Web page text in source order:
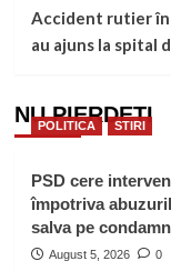
Accident rutier în
au ajuns la spital
NU PIERDEȚI
POLITICA STIRI
PSD cere
împotriva
salva pe
August 5, 2026 0